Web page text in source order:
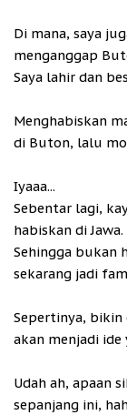
Di mana, saya
menganggap
Saya lahir dan
Menghabiskan
di Buton, lalu
Iyaaa...
Sebentar lagi,
habiskan di Jawa.
Sehingga bukan
sekarang jadi
Sepertinya, bikin
akan menjadi ide
Udah ah, apaan
sepanjang ini,